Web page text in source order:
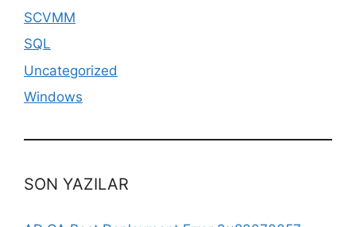
SCVMM
SQL
Uncategorized
Windows
SON YAZILAR